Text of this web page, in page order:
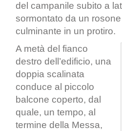
del campanile subito a
sormontato da un
culminante in un protiro.
A metà del fianco
destro dell’edificio, una
doppia scalinata
conduce al piccolo
balcone coperto, dal
quale, un tempo, al
termine della Messa,